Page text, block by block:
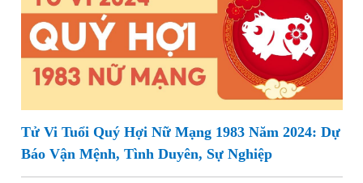
Tử Vi Tuổi Quý Hợi Nữ Mạng 1983 Năm 2024: Dự
Báo Vận Mệnh, Tình Duyên, Sự Nghiệp